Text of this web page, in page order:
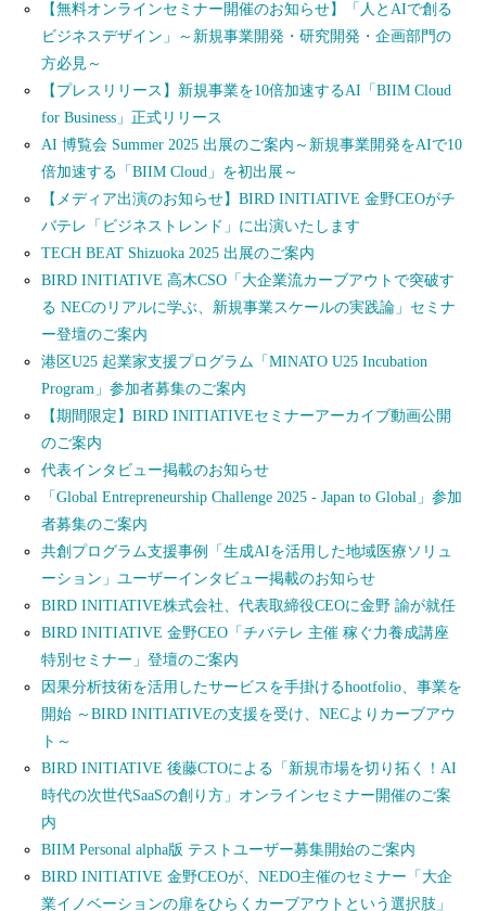
【無料オンラインセミナー開催のお知らせ】「人とAIで創る
ビジネスデザイン」～新規事業開発・研究開発・企画部門の
方必見～
【プレスリリース】新規事業を10倍加速するAI「BIIM Cloud
for Business」正式リリース
AI 博覧会 Summer 2025 出展のご案内～新規事業開発をAIで10
倍加速する「BIIM Cloud」を初出展～
【メディア出演のお知らせ】BIRD INITIATIVE 金野CEOがチ
バテレ「ビジネストレンド」に出演いたします
TECH BEAT Shizuoka 2025 出展のご案内
BIRD INITIATIVE 高木CSO「大企業流カーブアウトで突破す
る NECのリアルに学ぶ、新規事業スケールの実践論」セミナ
ー登壇のご案内
港区U25 起業家支援プログラム「MINATO U25 Incubation
Program」参加者募集のご案内
【期間限定】BIRD INITIATIVEセミナーアーカイブ動画公開
のご案内
代表インタビュー掲載のお知らせ
「Global Entrepreneurship Challenge 2025 - Japan to Global」参加
者募集のご案内
共創プログラム支援事例「生成AIを活用した地域医療ソリュ
ーション」ユーザーインタビュー掲載のお知らせ
BIRD INITIATIVE株式会社、代表取締役CEOに金野 諭が就任
BIRD INITIATIVE 金野CEO「チバテレ 主催 稼ぐ力養成講座
特別セミナー」登壇のご案内
因果分析技術を活用したサービスを手掛けるhootfolio、事業を
開始 ～BIRD INITIATIVEの支援を受け、NECよりカーブアウ
ト～
BIRD INITIATIVE 後藤CTOによる「新規市場を切り拓く！AI
時代の次世代SaaSの創り方」オンラインセミナー開催のご案
内
BIIM Personal alpha版 テストユーザー募集開始のご案内
BIRD INITIATIVE 金野CEOが、NEDO主催のセミナー「大企
業イノベーションの扉をひらくカーブアウトという選択肢」